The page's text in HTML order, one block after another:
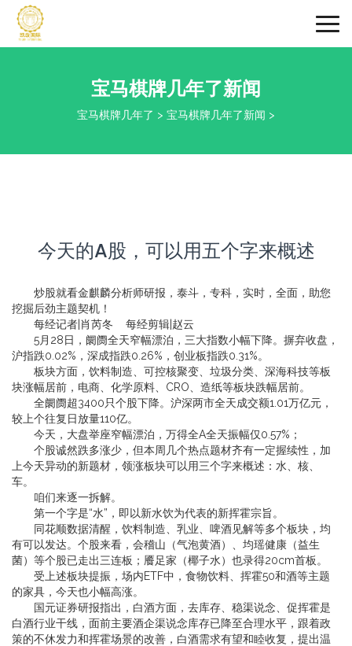
宝马棋牌几年了新闻
宝马棋牌几年了 > 宝马棋牌几年了新闻 >
今天的A股，可以用五个字来概述
炒股就看金麒麟分析师研报，泰斗，专科，实时，全面，助您
挖掘后劲主题契机！
每经记者|肖芮冬 每经剪辑|赵云
5月28日，阛阓全天窄幅漂泊，三大指数小幅下降。摒弃收盘，
沪指跌0.02%，深成指跌0.26%，创业板指跌0.31%。
板块方面，饮料制造、可控核聚变、垃圾分类、深海科技等板
块涨幅居前，电商、化学原料、CRO、造纸等板块跌幅居前。
全阛阓超3400只个股下降。沪深两市全天成交额1.01万亿元，
较上个往复日放量110亿。
今天，大盘举座窄幅漂泊，万得全A全天振幅仅0.57%；
个股诚然跌多涨少，但本周几个热点题材齐有一定握续性，加
上今天异动的新题材，领涨板块可以用三个字来概述：水、核、
车。
咱们来逐一拆解。
第一个字是“水”，即以新水饮为代表的新挥霍宗旨。
同花顺数据清醒，饮料制造、乳业、啤酒见解等多个板块，均
有可以发达。个股来看，会稽山（气泡黄酒）、均瑶健康（益生
菌）等个股已走出三连板；餍足家（椰子水）也录得20cm首板。
受上述板块提振，场内ETF中，食物饮料、挥霍50和酒等主题
的家具，今天也小幅高涨。
国元证券研报指出，白酒方面，去库存、稳渠说念、促挥霍是
白酒行业干线，面前主要酒企渠说念库存已降至合理水平，跟着政
策的不休发力和挥霍场景的改善，白酒需求有望和睦收复，提出温